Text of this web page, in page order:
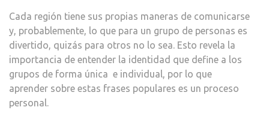
Cada región tiene sus propias maneras de comunicarse
y, probablemente, lo que para un grupo de personas es
divertido, quizás para otros no lo sea. Esto revela la
importancia de entender la identidad que define a los
grupos de forma única e individual, por lo que
aprender sobre estas frases populares es un proceso
personal.